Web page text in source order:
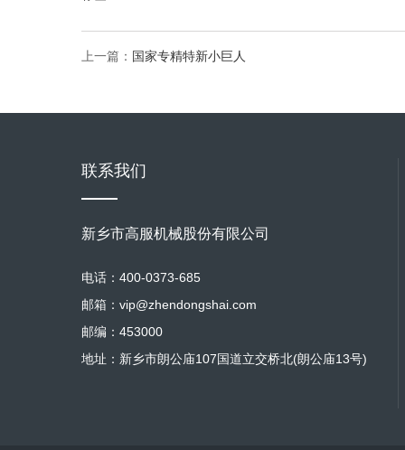
上一篇： 国家专精特新小巨人
联系我们
新乡市高服机械股份有限公司
电话：400-0373-685
邮箱：vip@zhendongshai.com
邮编：453000
地址：新乡市朗公庙107国道立交桥北(朗公庙13号)